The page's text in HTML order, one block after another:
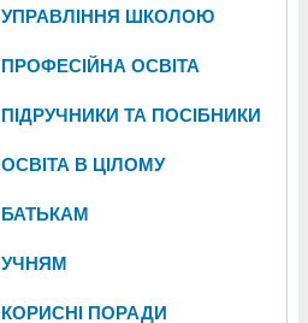
УПРАВЛІННЯ ШКОЛОЮ
ПРОФЕСІЙНА ОСВІТА
ПІДРУЧНИКИ ТА ПОСІБНИКИ
ОСВІТА В ЦІЛОМУ
БАТЬКАМ
УЧНЯМ
КОРИСНІ ПОРАДИ